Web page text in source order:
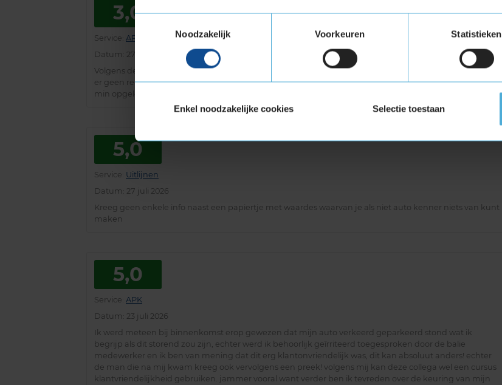
Toestemmingsselectie
Noodzakelijk
Voorkeuren Statistieken
Enkel noodzakelijke cookies Selectie toestaan
3,0
Service APK
Datum : 27 juli 2026
Volgens deskundigen hoef men de punten niet te vermelden en door te geven bij afkeur APK. Men kan
er geen reparaties uit laten voeren om toch door de APK te komen, andere garage heeft het met 25
min opgelost, en voor een lampje van 0,30 cent , 15 euro te tellen.
5,0
Service Uitlijnen
Datum : 27 juli 2026
Kreeg geen enkele info naast een papiertje met waardes waarvan je als niet auto kenner niets van kunt
maken
5,0
Service APK
Datum : 23 juli 2026
Ik werd meteen bij binnenkomst erop gewezen dat mijn auto verkeerd geparkeerd stond wat ik
begrijp als dit storend zou zijn, echter werd ik behoorlijk geïrriteerd toegesproken door de balie
medewerker en ik ben van mening dat dit erg klantonvriendelijk was, dit kan absoluut anders! echter
de man die na mij kwam kreeg ook vervolgens een preek! volgens mij kan deze collega wel een cursus
klantvriendelijkheid gebruiken. jammer vooral want verder ben ik tevreden over de keuring van mijn